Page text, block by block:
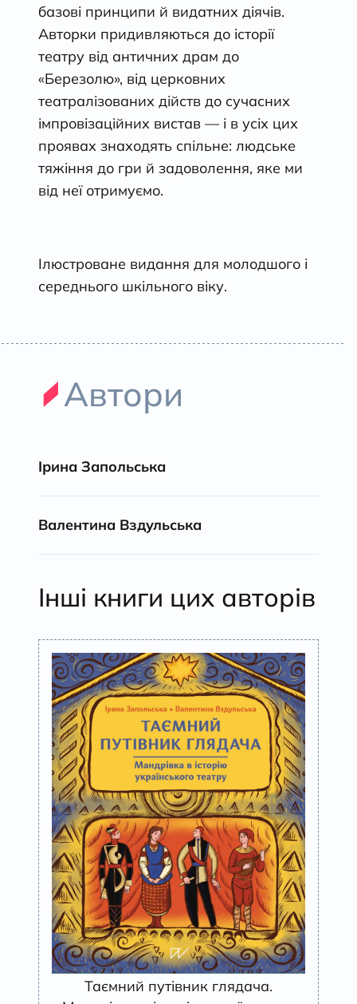
базові принципи й видатних діячів.
Авторки придивляються до історії
театру від античних драм до
«Березолю», від церковних
театралізованих дійств до сучасних
імпровізаційних вистав — і в усіх цих
проявах знаходять спільне: людське
тяжіння до гри й задоволення, яке ми
від неї отримуємо.
Ілюстроване видання для молодшого і
середнього шкільного віку.
Автори
Ірина Запольська
Валентина Вздульська
Інші книги цих авторів
Таємний путівник глядача.